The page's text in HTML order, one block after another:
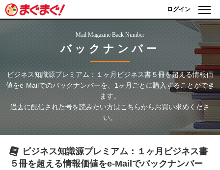
ログイン
Mail Magazine Back Number
バックナンバー
ビジネス知識源プレミアム：１ヶ月ビジネス書５冊を超える情報価
値をe-Mailでのバックナンバーを、1ヶ月ごとに購入することができ
ます。
過去に配信された号を読みたい方はこちらからお買い求めくださ
い。
ビジネス知識源プレミアム：１ヶ月ビジネス書
５冊を超える情報価値をe-Mailでバックナンバー